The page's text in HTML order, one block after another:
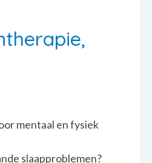
mentaal en fysiek
slaapproblemen?